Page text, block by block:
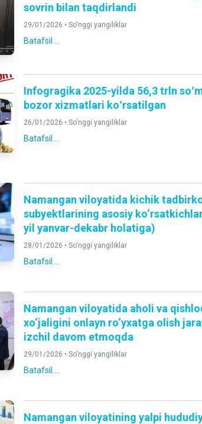
sovrin bilan taqdirlandi
29/01/2026 •So'nggi yangiliklar
Batafsil ...
Infogragika 2025-yilda 56,3 trln
bozor xizmatlari koʻrsatilgan
26/01/2026 •So'nggi yangiliklar
Batafsil ...
Namangan viloyatida kichik
subyektlarining asosiy
yil yanvar-dekabr holatiga)
28/01/2026 •So'nggi yangiliklar
Batafsil ...
Namangan viloyatida aholi va
xo‘jaligini onlayn ro‘yxatga olish
izchil davom etmoqda
29/01/2026 •So'nggi yangiliklar
Batafsil ...
Namangan viloyatining yalpi